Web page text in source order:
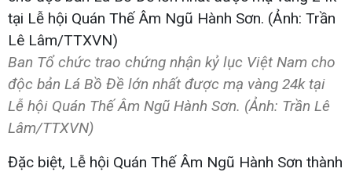
Ban Tổ chức trao chứng nhận kỷ lục Việt Nam cho
độc bản Lá Bồ Đề lớn nhất được mạ vàng 24k tại
Lễ hội Quán Thế Âm Ngũ Hành Sơn. (Ảnh: Trần Lê
Lâm/TTXVN)
Đặc biệt, Lễ hội Quán Thế Âm Ngũ Hành Sơn thành